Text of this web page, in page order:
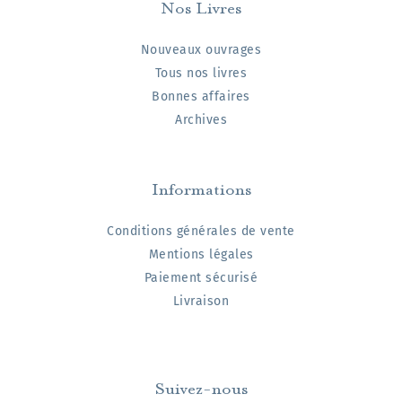
Nos Livres
Nouveaux ouvrages
Tous nos livres
Bonnes affaires
Archives
Informations
Conditions générales de vente
Mentions légales
Paiement sécurisé
Livraison
Suivez-nous